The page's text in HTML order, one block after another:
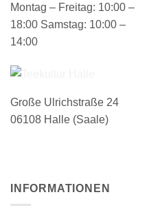
Montag – Freitag: 10:00 –
18:00 Samstag: 10:00 –
14:00
Große Ulrichstraße 24
06108 Halle (Saale)
INFORMATIONEN